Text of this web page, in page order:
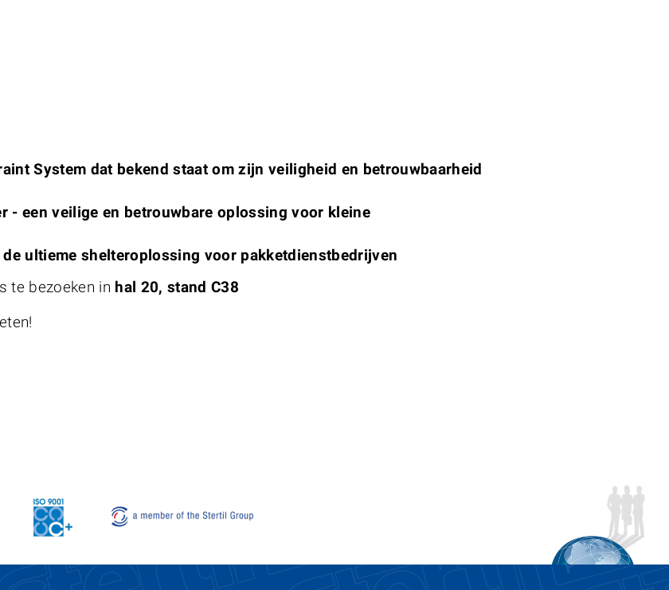
System dat bekend staat om zijn veiligheid en betrouwbaarheid
- een veilige en betrouwbare oplossing voor kleine
de ultieme shelteroplossing voor pakketdienstbedrijven
te bezoeken in hal 20, stand C38